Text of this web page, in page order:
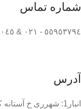
شماره تماس
٥٥٩٥٣٧٩٤ - ٠٢١ & ٩١٠٩٢٠٤٥ - ٠٢١ 09125840764 حیدری
آدرس
انبار1: شهرری خ آستانه کوچه مسجدپلاک13 انبار2: حکیمیه خ اتحاد